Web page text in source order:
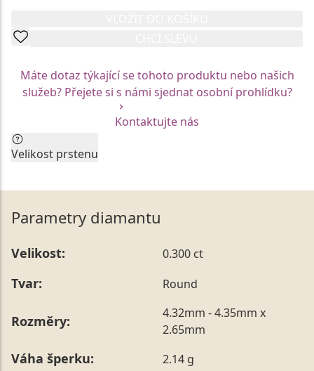
Máte dotaz týkající se tohoto produktu nebo našich
služeb? Přejete si s námi sjednat osobní prohlídku?
Kontaktujte nás
Velikost prstenu
Vaše rozhodnutí. Každý z prstenů Vám rádi na míru
upravíme.
Vzhledem k unikátní mezinárodní certifikaci jsou
konkrétní velikosti. Tu je možné nechat kdykoliv
upravit prostřednictvím našich služeb na Vámi
ale také až po následném obdarování.
Vámi preferovanou velikost můžete uvést přímo do
sdělit během jejího telefonického ověření, které z naší
Parametry diamantu
Velikost: 0.300 ct
Tvar: Round
Rozměry:
4.32mm - 4.35mm x
2.65mm
Váha šperku: 2.14 g